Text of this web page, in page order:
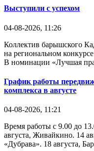
Выступили с успехом
04-08-2026, 11:26
Коллектив барышского
на региональном
В номинации «Лучшая
График работы
комплекса в августе
04-08-2026, 11:21
Время работы с 9.00 до
августа, Живайкино. 14
«Дубрава». 18 августа,